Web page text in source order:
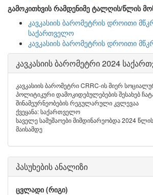
გამოკითხვის რამდენიმე ტალღის/წლის
კავკასიის ბარომეტრის დროითი
საქართველო
კავკასიის ბარომეტრის დროითი
კავკასიის ბარომეტრი 2024
კავკასიის ბარომეტრი CRRC-ის მიერ
პოლიტიკური დამოკიდებულებების შესახებ
შინამეურნეობების რეგულარული კვლევაა
ქვეყანა: საქართველო
საველე სამუშაოები მიმდინარეობდა 2024
მაისამდე
პასუხების ანალიზი
ცვლადი (რიგი)